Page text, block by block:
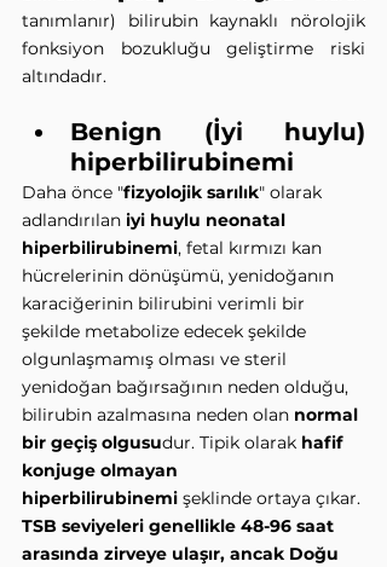
tanımlanır) bilirubin kaynaklı nörolojik
fonksiyon bozukluğu geliştirme riski
altındadır.
Benign (İyi huylu)
hiperbilirubinemi
Daha önce "fizyolojik sarılık" olarak
adlandırılan iyi huylu neonatal
hiperbilirubinemi, fetal kırmızı kan
hücrelerinin dönüşümü, yenidoğanın
karaciğerinin bilirubini verimli bir
şekilde metabolize edecek şekilde
olgunlaşmamış olması ve steril
yenidoğan bağırsağının neden olduğu,
bilirubin azalmasına neden olan normal
bir geçiş olgusudur. Tipik olarak hafif
konjuge olmayan
hiperbilirubinemi şeklinde ortaya çıkar.
TSB seviyeleri genellikle 48-96 saat
arasında zirveye ulaşır, ancak Doğu